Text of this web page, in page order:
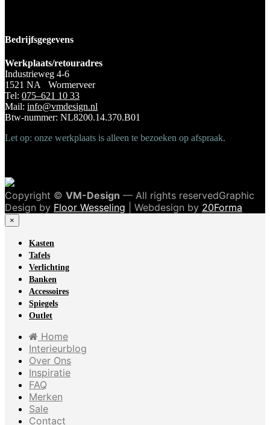
Bedrijfsgegevens
Werkplaats/retouradres
Industrieweg 4-6
1521 NA Wormerveer
Tel: 075–621 10 33
Mail: info@vmdesign.nl
Btw-nummer: NL8200.14.370.B01
Let op: onze werkplaats is alleen te bezoeken op afspraak.
Copyright © VM-Design — All rights reservedGraphic
Design by Floor Wesseling | Webdesign by 20Forma
×
Kasten
Tafels
Verlichting
Banken
Accessoires
Spiegels
Outlet
Home
Interieurblog
Over Ons
Inspiratie
FAQ
Merken
Sale
Contact